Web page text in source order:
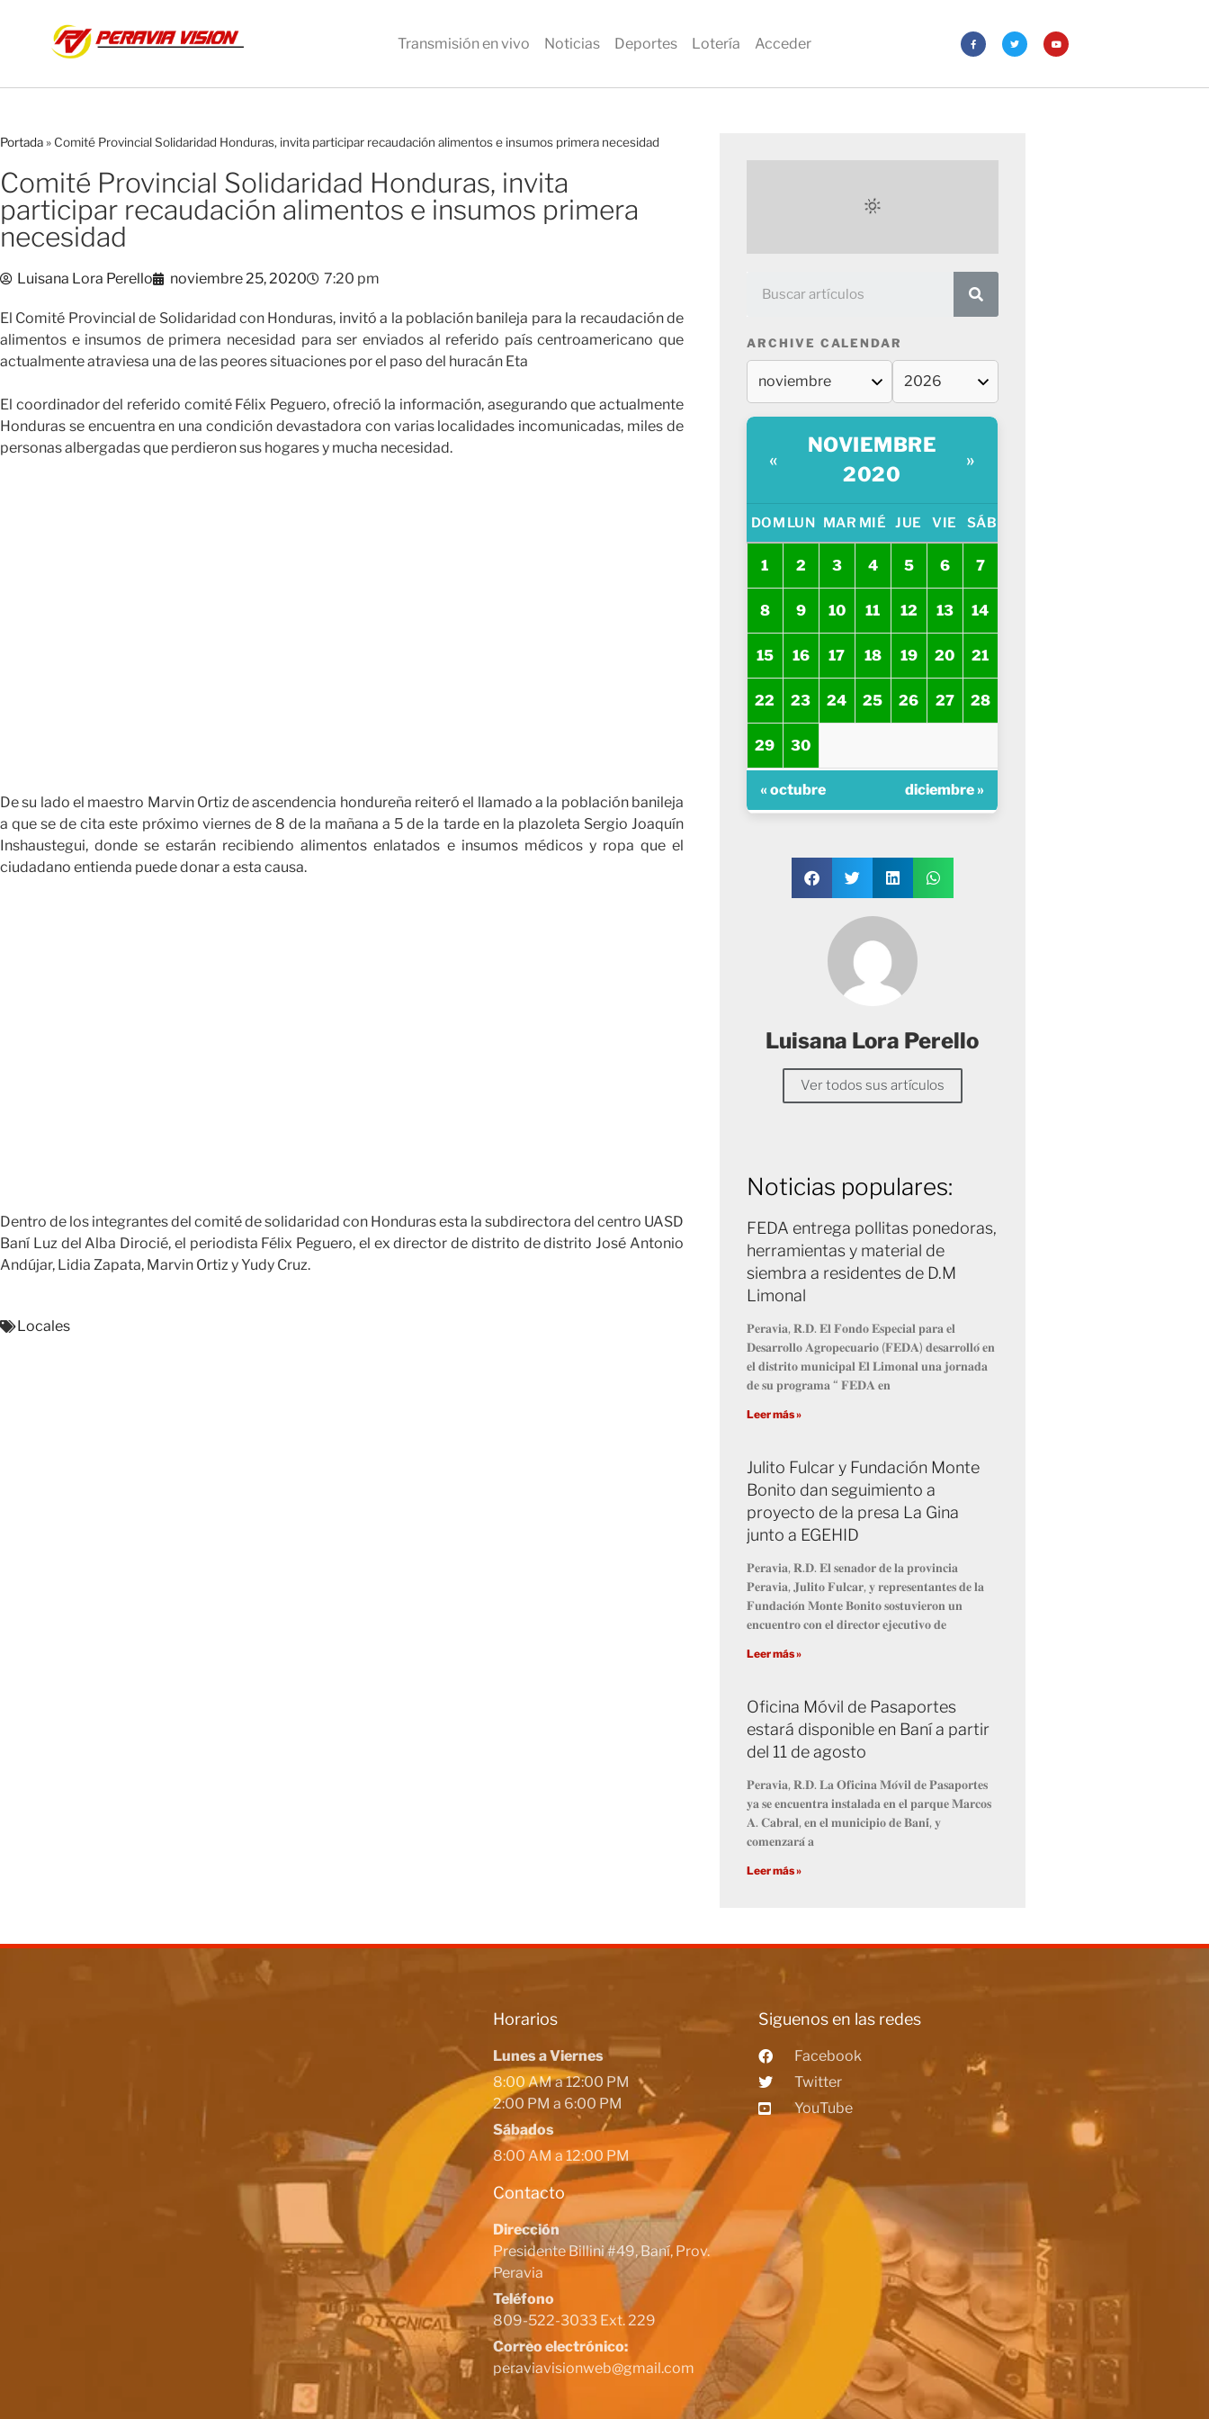
Transmisión en vivo Noticias Deportes Lotería Acceder
Portada» Comité Provincial Solidaridad Honduras, invita participar recaudación alimentos e insumos primera necesidad
Comité Provincial Solidaridad Honduras, invita
participar recaudación alimentos e insumos primera
necesidad
Luisana Lora Perello noviembre 25, 2020 7:20 pm
El Comité Provincial de Solidaridad con Honduras, invitó a la población banileja para la recaudación de
alimentos e insumos de primera necesidad para ser enviados al referido país centroamericano que
actualmente atraviesa una de las peores situaciones por el paso del huracán Eta
El coordinador del referido comité Félix Peguero, ofreció la información, asegurando que actualmente
Honduras se encuentra en una condición devastadora con varias localidades incomunicadas, miles de
personas albergadas que perdieron sus hogares y mucha necesidad.
De su lado el maestro Marvin Ortiz de ascendencia hondureña reiteró el llamado a la población banileja
a que se de cita este próximo viernes de 8 de la mañana a 5 de la tarde en la plazoleta Sergio Joaquín
Inshaustegui, donde se estarán recibiendo alimentos enlatados e insumos médicos y ropa que el
ciudadano entienda puede donar a esta causa.
Dentro de los integrantes del comité de solidaridad con Honduras esta la subdirectora del centro UASD
Baní Luz del Alba Dirocié, el periodista Félix Peguero, el ex director de distrito de distrito José Antonio
Andújar, Lidia Zapata, Marvin Ortiz y Yudy Cruz.
Locales
ARCHIVE CALENDAR
«
NOVIEMBRE
2020
»
DOM LUN MAR MIÉ JUE VIE SÁB
1 2 3 4 5 6 7
8 9 10 11 12 13 14
15 16 17 18 19 20 21
22 23 24 25 26 27 28
29 30
« octubre diciembre »
Luisana Lora Perello
Ver todos sus artículos
Noticias populares:
FEDA entrega pollitas ponedoras,
herramientas y material de
siembra a residentes de D.M
Limonal
𝐏𝐞𝐫𝐚𝐯𝐢𝐚, 𝐑.𝐃. 𝐄𝐥 𝐅𝐨𝐧𝐝𝐨 𝐄𝐬𝐩𝐞𝐜𝐢𝐚𝐥 𝐩𝐚𝐫𝐚 𝐞𝐥
𝐃𝐞𝐬𝐚𝐫𝐫𝐨𝐥𝐥𝐨 𝐀𝐠𝐫𝐨𝐩𝐞𝐜𝐮𝐚𝐫𝐢𝐨 (𝐅𝐄𝐃𝐀) 𝐝𝐞𝐬𝐚𝐫𝐫𝐨𝐥𝐥𝐨́ 𝐞𝐧
𝐞𝐥 𝐝𝐢𝐬𝐭𝐫𝐢𝐭𝐨 𝐦𝐮𝐧𝐢𝐜𝐢𝐩𝐚𝐥 𝐄𝐥 𝐋𝐢𝐦𝐨𝐧𝐚𝐥 𝐮𝐧𝐚 𝐣𝐨𝐫𝐧𝐚𝐝𝐚
𝐝𝐞 𝐬𝐮 𝐩𝐫𝐨𝐠𝐫𝐚𝐦𝐚 “ 𝐅𝐄𝐃𝐀 𝐞𝐧
Leer más »
Julito Fulcar y Fundación Monte
Bonito dan seguimiento a
proyecto de la presa La Gina
junto a EGEHID
𝐏𝐞𝐫𝐚𝐯𝐢𝐚, 𝐑.𝐃. 𝐄𝐥 𝐬𝐞𝐧𝐚𝐝𝐨𝐫 𝐝𝐞 𝐥𝐚 𝐩𝐫𝐨𝐯𝐢𝐧𝐜𝐢𝐚
𝐏𝐞𝐫𝐚𝐯𝐢𝐚, 𝐉𝐮𝐥𝐢𝐭𝐨 𝐅𝐮𝐥𝐜𝐚𝐫, 𝐲 𝐫𝐞𝐩𝐫𝐞𝐬𝐞𝐧𝐭𝐚𝐧𝐭𝐞𝐬 𝐝𝐞 𝐥𝐚
𝐅𝐮𝐧𝐝𝐚𝐜𝐢𝐨́𝐧 𝐌𝐨𝐧𝐭𝐞 𝐁𝐨𝐧𝐢𝐭𝐨 𝐬𝐨𝐬𝐭𝐮𝐯𝐢𝐞𝐫𝐨𝐧 𝐮𝐧
𝐞𝐧𝐜𝐮𝐞𝐧𝐭𝐫𝐨 𝐜𝐨𝐧 𝐞𝐥 𝐝𝐢𝐫𝐞𝐜𝐭𝐨𝐫 𝐞𝐣𝐞𝐜𝐮𝐭𝐢𝐯𝐨 𝐝𝐞
Leer más »
Oficina Móvil de Pasaportes
estará disponible en Baní a partir
del 11 de agosto
𝐏𝐞𝐫𝐚𝐯𝐢𝐚, 𝐑.𝐃. 𝐋𝐚 𝐎𝐟𝐢𝐜𝐢𝐧𝐚 𝐌𝐨́𝐯𝐢𝐥 𝐝𝐞 𝐏𝐚𝐬𝐚𝐩𝐨𝐫𝐭𝐞𝐬
𝐲𝐚 𝐬𝐞 𝐞𝐧𝐜𝐮𝐞𝐧𝐭𝐫𝐚 𝐢𝐧𝐬𝐭𝐚𝐥𝐚𝐝𝐚 𝐞𝐧 𝐞𝐥 𝐩𝐚𝐫𝐪𝐮𝐞 𝐌𝐚𝐫𝐜𝐨𝐬
𝐀. 𝐂𝐚𝐛𝐫𝐚𝐥, 𝐞𝐧 𝐞𝐥 𝐦𝐮𝐧𝐢𝐜𝐢𝐩𝐢𝐨 𝐝𝐞 𝐁𝐚𝐧𝐢́, 𝐲
𝐜𝐨𝐦𝐞𝐧𝐳𝐚𝐫𝐚́ 𝐚
Leer más »
Horarios
Lunes a Viernes
8:00 AM a 12:00 PM
2:00 PM a 6:00 PM
Sábados
8:00 AM a 12:00 PM
Contacto
Dirección
Presidente Billini #49, Baní, Prov.
Peravia
Teléfono
809-522-3033 Ext. 229
Correo electrónico:
peraviavisionweb@gmail.com
Siguenos en las redes
Facebook
Twitter
YouTube